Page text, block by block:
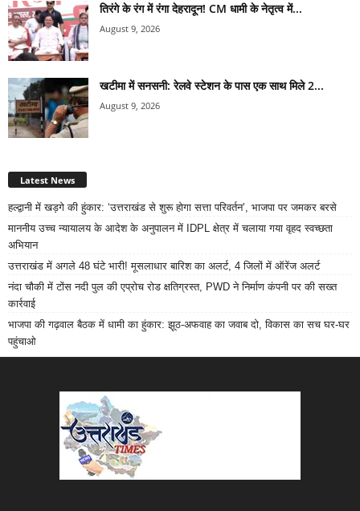
तिरंगे के रंग में रंगा देहरादून! CM धामी के नेतृत्व में...
August 9, 2026
खटीमा में सनसनी: रेलवे स्टेशन के पास एक साथ मिले 2...
August 9, 2026
Latest News
हल्द्वानी में खड़गे की हुंकार: ‘उत्तराखंड से शुरू होगा सत्ता परिवर्तन’, भाजपा पर जमकर बरसे
माननीय उच्च न्यायालय के आदेश के अनुपालन में IDPL क्षेत्र में चलाया गया वृहद स्वच्छता
अभियान
उत्तराखंड में अगले 48 घंटे भारी! मूसलाधार बारिश का अलर्ट, 4 जिलों में ऑरेंज अलर्ट
नंदा चौकी में टोंस नदी पुल की एप्रोच रोड क्षतिग्रस्त, PWD ने निर्माण कंपनी पर की सख्त
कार्रवाई
भाजपा की गढ़वाल बैठक में धामी का हुंकार: झूठ-अफवाह का जवाब दो, विकास का सच घर-घर
पहुंचाओ